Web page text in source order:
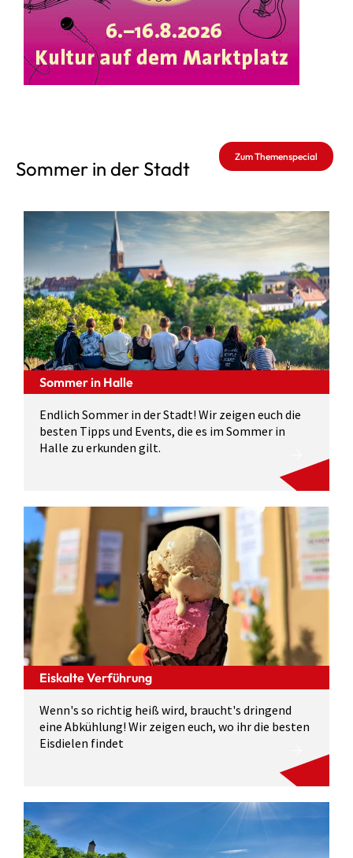
Sommer in der Stadt
Zum Themenspecial
Sommer in Halle
Endlich Sommer in der Stadt! Wir zeigen euch die
besten Tipps und Events, die es im Sommer in
Halle zu erkunden gilt.
Eiskalte Verführung
Wenn's so richtig heiß wird, braucht's dringend
eine Abkühlung! Wir zeigen euch, wo ihr die besten
Eisdielen findet